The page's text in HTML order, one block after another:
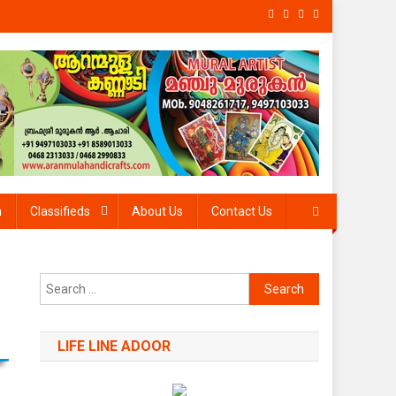
Classifieds About Us Contact Us
Search
for:
LIFE LINE ADOOR